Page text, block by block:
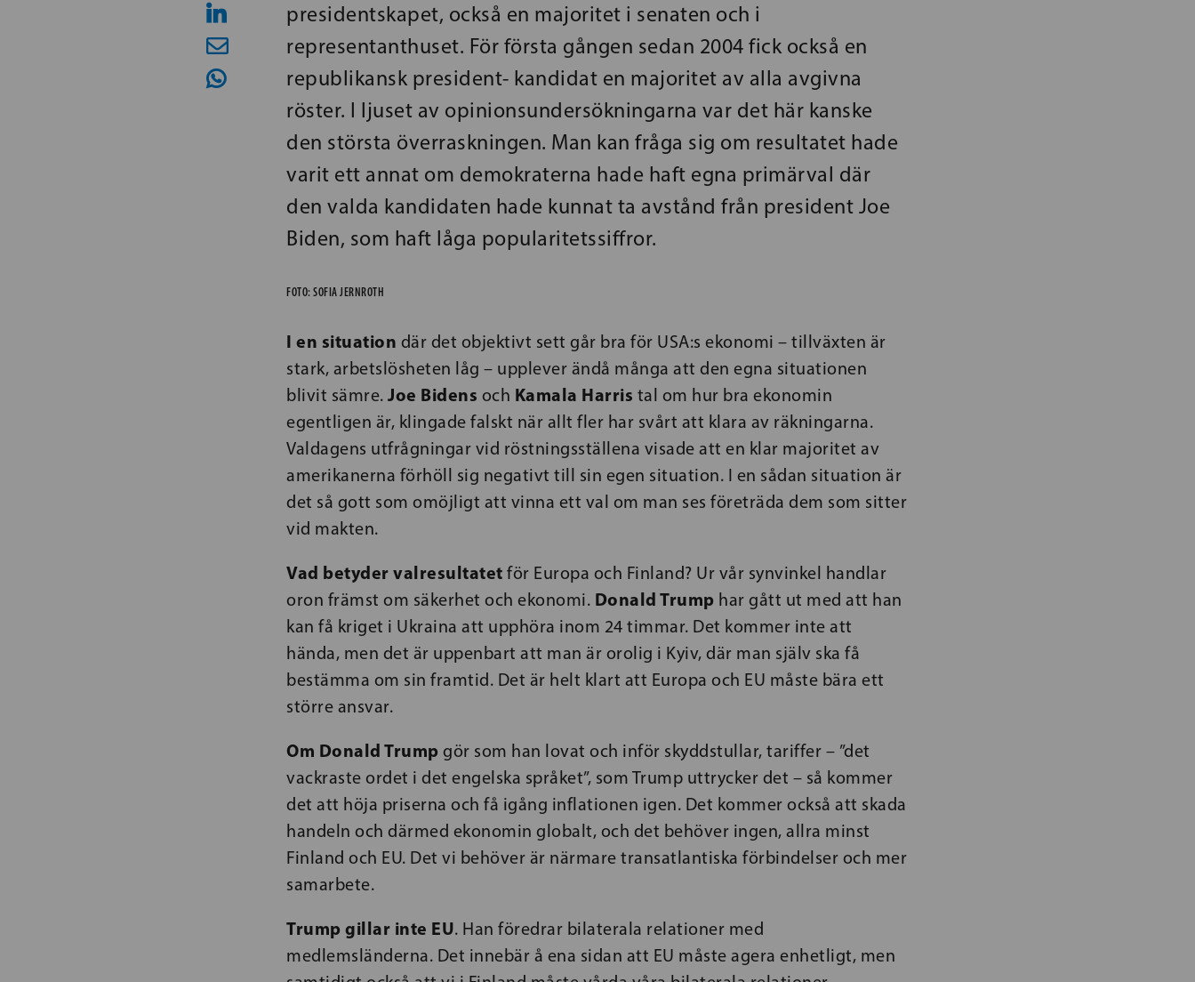
presidentskapet, också en majoritet i senaten och i
representanthuset. För första gången sedan 2004 fick också en
republikansk president- kandidat en majoritet av alla avgivna
röster. I ljuset av opinionsundersökningarna var det här kanske
den största överraskningen. Man kan fråga sig om resultatet hade
varit ett annat om demokraterna hade haft egna primärval där
den valda kandidaten hade kunnat ta avstånd från president Joe
Biden, som haft låga popularitetssiffror.
FOTO: SOFIA JERNROTH
I en situation där det objektivt sett går bra för USA:s ekonomi – tillväxten är
stark, arbetslösheten låg – upplever ändå många att den egna situationen
blivit sämre. Joe Bidens och Kamala Harris tal om hur bra ekonomin
egentligen är, klingade falskt när allt fler har svårt att klara av räkningarna.
Valdagens utfrågningar vid röstningsställena visade att en klar majoritet av
amerikanerna förhöll sig negativt till sin egen situation. I en sådan situation är
det så gott som omöjligt att vinna ett val om man ses företräda dem som sitter
vid makten.
Vad betyder valresultatet för Europa och Finland? Ur vår synvinkel handlar
oron främst om säkerhet och ekonomi. Donald Trump har gått ut med att han
kan få kriget i Ukraina att upphöra inom 24 timmar. Det kommer inte att
hända, men det är uppenbart att man är orolig i Kyiv, där man själv ska få
bestämma om sin framtid. Det är helt klart att Europa och EU måste bära ett
större ansvar.
Om Donald Trump gör som han lovat och inför skyddstullar, tariffer – ”det
vackraste ordet i det engelska språket”, som Trump uttrycker det – så kommer
det att höja priserna och få igång inflationen igen. Det kommer också att skada
handeln och därmed ekonomin globalt, och det behöver ingen, allra minst
Finland och EU. Det vi behöver är närmare transatlantiska förbindelser och mer
samarbete.
Trump gillar inte EU. Han föredrar bilaterala relationer med
medlemsländerna. Det innebär å ena sidan att EU måste agera enhetligt, men